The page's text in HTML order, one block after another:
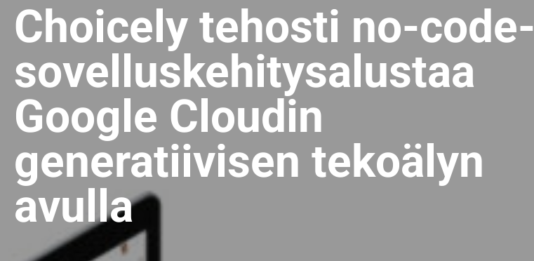
Choicely tehosti no-code-
sovelluskehitysalustaa
Google Cloudin
generatiivisen tekoälyn
avulla